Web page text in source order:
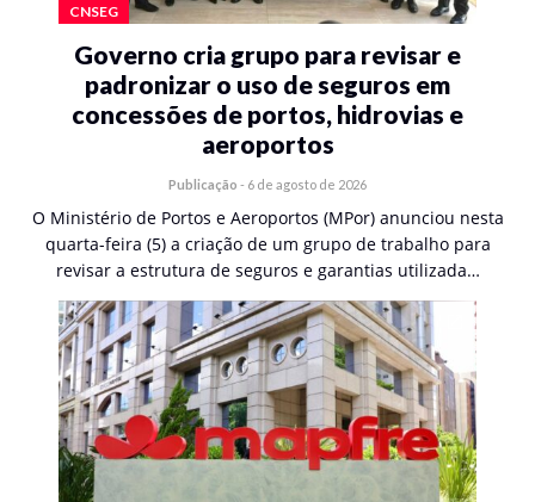
CNSEG
Governo cria grupo para revisar e
padronizar o uso de seguros em
concessões de portos, hidrovias e
aeroportos
Publicação - 6 de agosto de 2026
O Ministério de Portos e Aeroportos (MPor) anunciou nesta
quarta-feira (5) a criação de um grupo de trabalho para
revisar a estrutura de seguros e garantias utilizada…